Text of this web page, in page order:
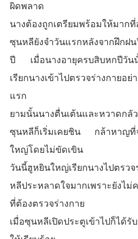
ผิดพลาด
นางต้องถูกเตรียมพร้อมให้มาก
ซุนหลียังจำวันแรกหลังจากฝึกฝ
ปี เมื่อนางอายุครบสิบหกปีวัน
เรียกนางเข้าไปตรวจร่างกายอย่
แรก
ยามนั้นนางตื่นเต้นและหวาดก
ซุนหลีก็เริ่มเคยชิน กล้าหาญที่
ใหญ่โดยไม่ขัดเขิน
วันนี้ฮูหยินใหญ่เรียกนางไปตร
หลีประหลาดใจมากเพราะยังไ
ที่ต้องตรวจร่างกาย
เมื่อซุนหลีเปิดประตูเข้าไปก็ได้รั